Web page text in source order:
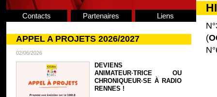
Contacts Partenaires Liens
APPEL A PROJETS 2026/2027
02/06/2026
DEVIENS
ANIMATEUR·TRICE OU
CHRONIQUEUR·SE À RADIO
RENNES !
(